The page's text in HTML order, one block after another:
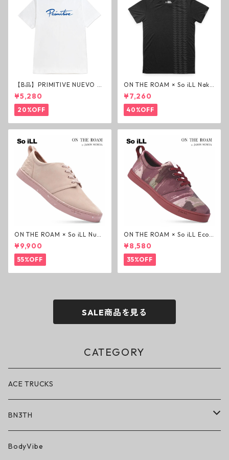
【B品】PRIMITIVE NUEVO SC
RIPT HW TEE WHITE ヘビー
ウェイトTシャツ ホワイト プ
リミティブ
¥5,280
20%OFF
ON THE ROAM × So iLL Nako
a Tee Tシャツ ウルフブラック
オンザローム ジェイソンモモ
ア OTR ビンテージ加工
¥7,260
40%OFF
ON THE ROAM × So iLL Nubu
ck Wino ライフスタイルシュ
ーズ ダーティーピンク オンザ
ローム ジェイソンモモア OTR
スニーカー
¥9,900
55%OFF
ON THE ROAM × So iLL Eco
Camo Wino ライフスタイル
シューズ カモ オンザローム ジ
ェイソンモモア OTR スニーカ
ー
¥8,580
35%OFF
SALE商品を見る
CATEGORY
ACE TRUCKS
BN3TH
BN3TH × ON THE ROAM
BodyVibe